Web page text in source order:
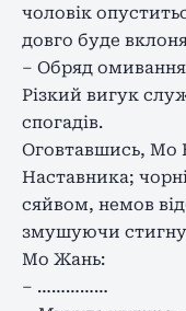
чоловік
довго буде
– Обряд
Різкий вигук
спогадів.
Оговтавшись, Мо
Наставника;
сяйвом, немов
змушуючи
Мо Жань:
– ……………